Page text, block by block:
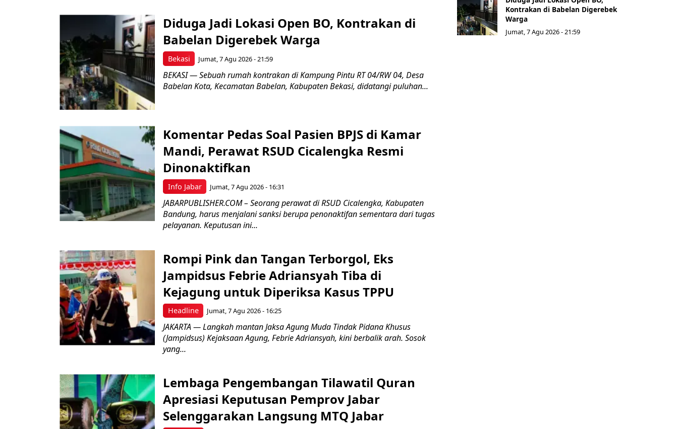
Bekasi
Diduga Jadi Lokasi Open BO, Kontrakan di
Babelan Digerebek Warga
Jumat, 7 Agu 2026 - 21:59
BEKASI — Sebuah rumah kontrakan di Kampung Pintu RT 04/RW 04, Desa
Babelan Kota, Kecamatan Babelan, Kabupaten Bekasi, didatangi puluhan...
Info Jabar
Komentar Pedas Soal Pasien BPJS di Kamar
Mandi, Perawat RSUD Cicalengka Resmi
Dinonaktifkan
Jumat, 7 Agu 2026 - 16:31
JABARPUBLISHER.COM – Seorang perawat di RSUD Cicalengka, Kabupaten
Bandung, harus menjalani sanksi berupa penonaktifan sementara dari tugas
pelayanan. Keputusan ini...
Headline
Rompi Pink dan Tangan Terborgol, Eks
Jampidsus Febrie Adriansyah Tiba di
Kejagung untuk Diperiksa Kasus TPPU
Jumat, 7 Agu 2026 - 16:25
JAKARTA — Langkah mantan Jaksa Agung Muda Tindak Pidana Khusus
(Jampidsus) Kejaksaan Agung, Febrie Adriansyah, kini berbalik arah. Sosok
yang...
Lembaga Pengembangan Tilawatil Quran
Apresiasi Keputusan Pemprov Jabar
Selenggarakan Langsung MTQ Jabar
Kontrakan di Babelan Digerebek
Warga
Jumat, 7 Agu 2026 - 21:59